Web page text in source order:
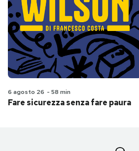
6 agosto 26 - 58 min
Fare sicurezza senza fare paura